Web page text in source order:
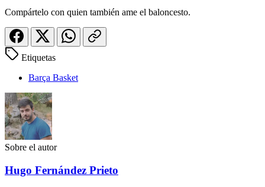
Compártelo con quien también ame el baloncesto.
Etiquetas
Barça Basket
Sobre el autor
Hugo Fernández Prieto